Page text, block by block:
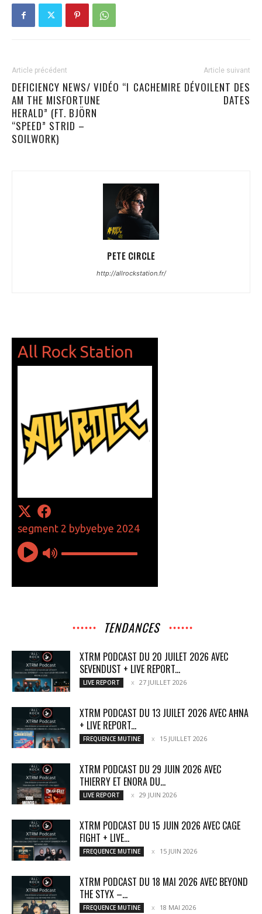
Article précédent
DEFICIENCY NEWS/ VIDÉO “I
AM THE MISFORTUNE
HERALD” (FT. BJÖRN
“SPEED” STRID –
SOILWORK)
Article suivant
CACHEMIRE DÉVOILENT DES
DATES
PETE CIRCLE
http://allrockstation.fr/
TENDANCES
XTRM PODCAST DU 20 JUILET 2026 AVEC
SEVENDUST + LIVE REPORT...
LIVE REPORT 27 JUILLET 2026
XTRM PODCAST DU 13 JUILET 2026 AVEC AĦNA
+ LIVE REPORT...
FREQUENCE MUTINE 15 JUILLET 2026
XTRM PODCAST DU 29 JUIN 2026 AVEC
THIERRY ET ENORA DU...
LIVE REPORT 29 JUIN 2026
XTRM PODCAST DU 15 JUIN 2026 AVEC CAGE
FIGHT + LIVE...
FREQUENCE MUTINE 15 JUIN 2026
XTRM PODCAST DU 18 MAI 2026 AVEC BEYOND
THE STYX –...
FREQUENCE MUTINE 18 MAI 2026